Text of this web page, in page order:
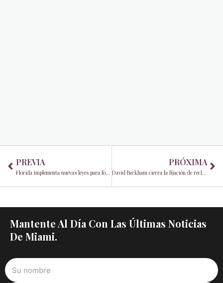
PREVIA
Florida implementa nuevas leyes para fortalecer el mercado de seguros antes de la temporada de huracanes 2023
PRÓXIMA
David Beckham cierra la fijación de reclamaciones como Inter Miami triunfos en la Copa de Ligas 2023
Mantente Al Día Con Las Últimas Noticias
De Miami.